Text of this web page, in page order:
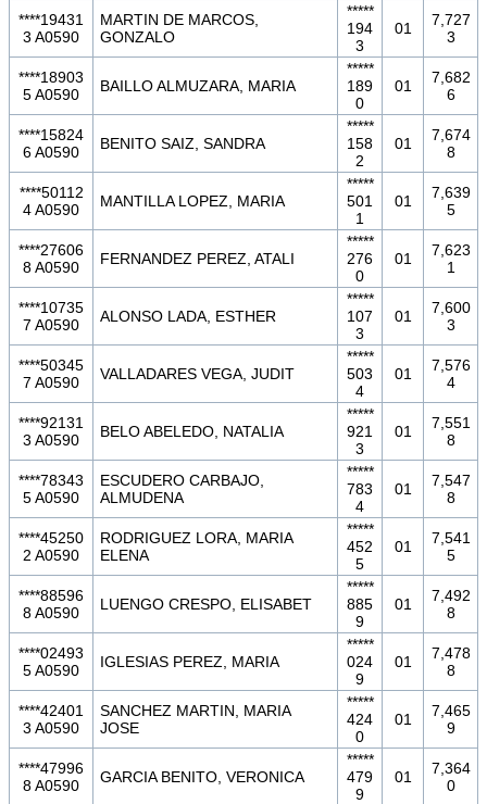
****19431
3 A0590
MARTIN DE MARCOS,
GONZALO
*****
194
3
01
7,727
3
****18903
5 A0590
BAILLO ALMUZARA, MARIA
*****
189
0
01
7,682
6
****15824
6 A0590
BENITO SAIZ, SANDRA
*****
158
2
01
7,674
8
****50112
4 A0590
MANTILLA LOPEZ, MARIA
*****
501
1
01
7,639
5
****27606
8 A0590
FERNANDEZ PEREZ, ATALI
*****
276
0
01
7,623
1
****10735
7 A0590
ALONSO LADA, ESTHER
*****
107
3
01
7,600
3
****50345
7 A0590
VALLADARES VEGA, JUDIT
*****
503
4
01
7,576
4
****92131
3 A0590
BELO ABELEDO, NATALIA
*****
921
3
01
7,551
8
****78343
5 A0590
ESCUDERO CARBAJO,
ALMUDENA
*****
783
4
01
7,547
8
****45250
2 A0590
RODRIGUEZ LORA, MARIA
ELENA
*****
452
5
01
7,541
5
****88596
8 A0590
LUENGO CRESPO, ELISABET
*****
885
9
01
7,492
8
****02493
5 A0590
IGLESIAS PEREZ, MARIA
*****
024
9
01
7,478
8
****42401
3 A0590
SANCHEZ MARTIN, MARIA
JOSE
*****
424
0
01
7,465
9
****47996
8 A0590
GARCIA BENITO, VERONICA
*****
479
9
01
7,364
0